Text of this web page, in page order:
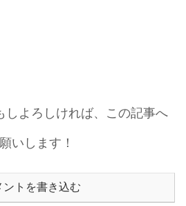
しよろしければ、この記事へ
いします！
ントを書き込む